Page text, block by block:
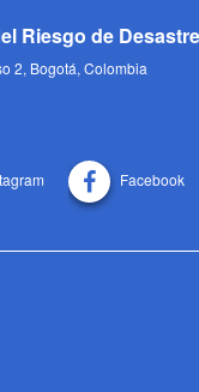
Riesgo de
2, Bogotá, Colombia
Facebook